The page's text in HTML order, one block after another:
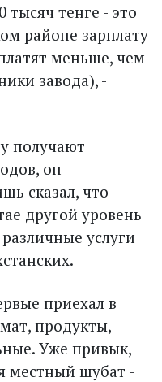
тенге - это
районе зарплату
меньше, чем
завода), -
получают
он
сказал, что
другой уровень
услуги
приехал в
продукты,
Уже привык,
местный шубат -